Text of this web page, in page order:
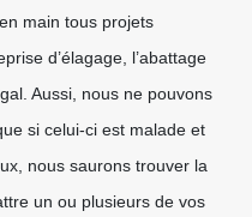
main tous projets
d’élagage, l’abattage
Aussi, nous ne pouvons
si celui-ci est malade et
nous saurons trouver la
un ou plusieurs de vos